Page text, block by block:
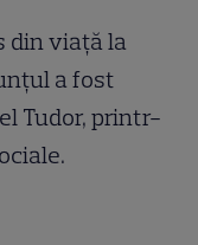
din viață la
a fost
Tudor, printr-